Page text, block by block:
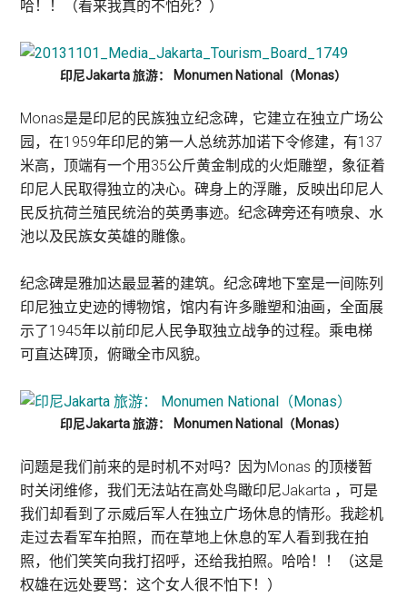
哈！！（看来我真的不怕死？）
印尼Jakarta 旅游： Monumen National（Monas）
Monas是是印尼的民族独立纪念碑，它建立在独立广场公
园，在1959年印尼的第一人总统苏加诺下令修建，有137
米高，顶端有一个用35公斤黄金制成的火炬雕塑，象征着
印尼人民取得独立的决心。碑身上的浮雕，反映出印尼人
民反抗荷兰殖民统治的英勇事迹。纪念碑旁还有喷泉、水
池以及民族女英雄的雕像。
纪念碑是雅加达最显著的建筑。纪念碑地下室是一间陈列
印尼独立史迹的博物馆，馆内有许多雕塑和油画，全面展
示了1945年以前印尼人民争取独立战争的过程。乘电梯
可直达碑顶，俯瞰全市风貌。
印尼Jakarta 旅游： Monumen National（Monas）
问题是我们前来的是时机不对吗？因为Monas 的顶楼暂
时关闭维修，我们无法站在高处鸟瞰印尼Jakarta ，可是
我们却看到了示威后军人在独立广场休息的情形。我趁机
走过去看军车拍照，而在草地上休息的军人看到我在拍
照，他们笑笑向我打招呼，还给我拍照。哈哈！！（这是
权雄在远处要骂：这个女人很不怕下！）